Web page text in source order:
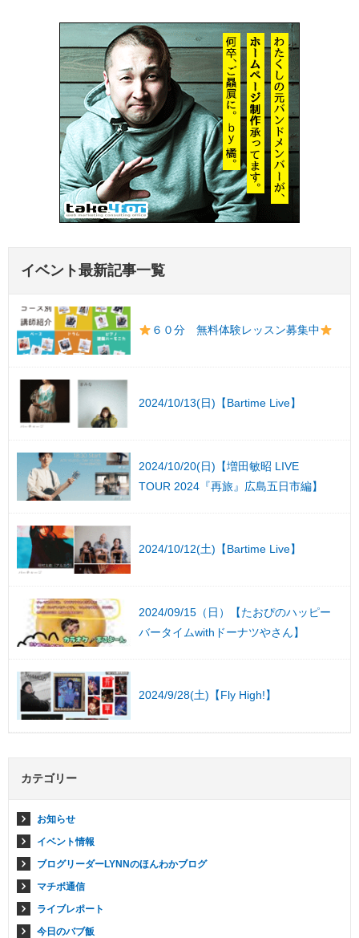
イベント最新記事一覧
６０分 無料体験レッスン募集中
2024/10/13(日)【Bartime Live】
2024/10/20(日)【増田敏昭 LIVE
TOUR 2024『再旅』広島五日市編】
2024/10/12(土)【Bartime Live】
2024/09/15（日）【たおぴのハッピー
バータイムwithドーナツやさん】
2024/9/28(土)【Fly High!】
カテゴリー
お知らせ
イベント情報
ブログリーダーLYNNのほんわかブログ
マチボ通信
ライブレポート
今日のバブ飯